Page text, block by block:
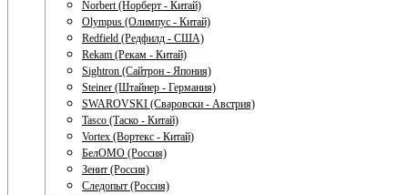
Norbert (Норберт - Китай)
Olympus (Олимпус - Китай)
Redfield (Редфилд - США)
Rekam (Рекам - Китай)
Sightron (Сайтрон - Япония)
Steiner (Штайнер - Германия)
SWAROVSKI (Сваровски - Австрия)
Tasco (Таско - Китай)
Vortex (Вортекс - Китай)
БелОМО (Россия)
Зенит (Россия)
Следопыт (Россия)